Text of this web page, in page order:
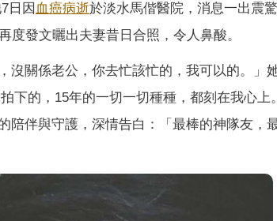
日因 血癌病逝於淡水馬偕醫院，消息一出震
發文曬出夫妻昔日合照，令人鼻酸。
沒關係老公，你去忙該忙的，我可以的。」
下的，15年的一切一切種種，都刻在我心上
陪伴與守護，深情告白：「最棒的神隊友，